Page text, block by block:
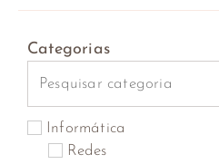
Categorias
Informática
Redes